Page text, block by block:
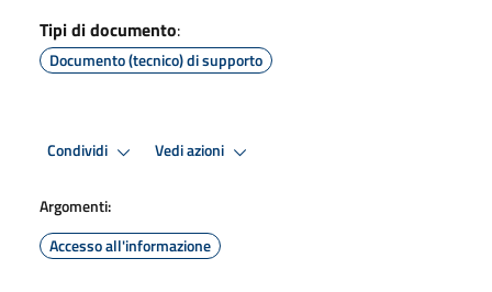
Tipi di documento:
Documento (tecnico) di supporto
Condividi Vedi azioni
Argomenti:
Accesso all'informazione